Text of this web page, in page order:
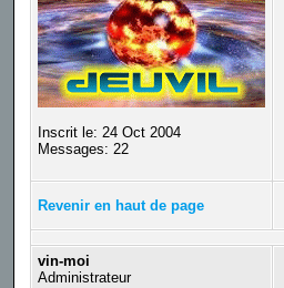
Inscrit le: 24 Oct 2004
Messages: 22
Revenir en haut de page
vin-moi
Administrateur